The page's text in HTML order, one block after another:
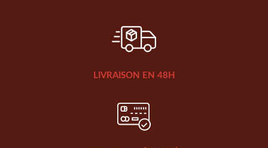
LIVRAISON EN 48H